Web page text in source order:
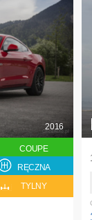
2016
COUPE
RĘCZNA
TYLNY